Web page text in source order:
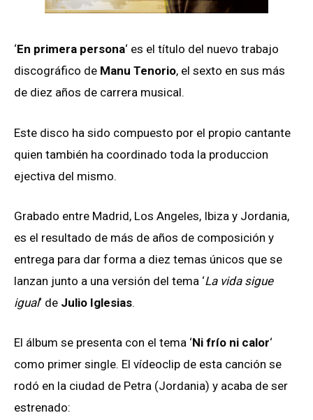
‘En primera persona‘ es el título del nuevo trabajo
discográfico de Manu Tenorio, el sexto en sus más
de diez años de carrera musical.
Este disco ha sido compuesto por el propio cantante
quien también ha coordinado toda la produccion
ejectiva del mismo.
Grabado entre Madrid, Los Angeles, Ibiza y Jordania,
es el resultado de más de años de composición y
entrega para dar forma a diez temas únicos que se
lanzan junto a una versión del tema ‘La vida sigue
igual‘ de Julio Iglesias.
El álbum se presenta con el tema ‘Ni frío ni calor‘
como primer single. El vídeoclip de esta canción se
rodó en la ciudad de Petra (Jordania) y acaba de ser
estrenado: